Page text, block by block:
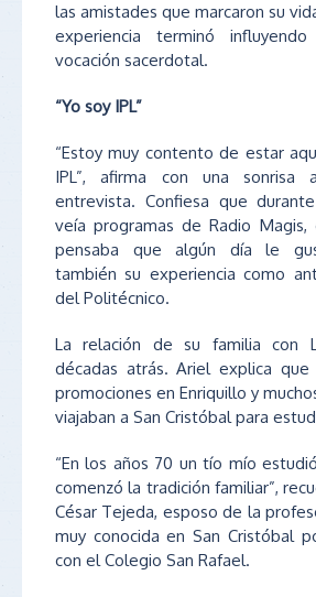
las amistades que marcaron su
experiencia terminó
vocación sacerdotal.
“Yo soy IPL”
“Estoy muy contento de estar
IPL”, afirma con una sonrisa
entrevista. Confiesa que
veía programas de Radio Magis,
pensaba que algún día le
también su experiencia como
del Politécnico.
La relación de su familia con
décadas atrás. Ariel explica que
promociones en Enriquillo y
viajaban a San Cristóbal para
“En los años 70 un tío mío
comenzó la tradición familiar”,
César Tejeda, esposo de la
muy conocida en San Cristóbal
con el Colegio San Rafael.